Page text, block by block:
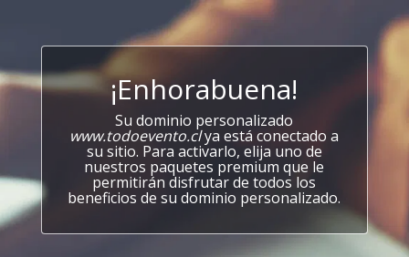
¡Enhorabuena!
Su dominio personalizado
www.todoevento.clya está conectado a
su sitio. Para activarlo, elija uno de
nuestros paquetes premium que le
permitirán disfrutar de todos los
beneficios de su dominio personalizado.